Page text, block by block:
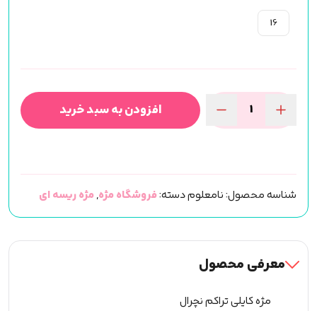
16
کایلی
فر
CC
(کد
528)
افزودن به سبد خرید
شناسه محصول:نامعلومدسته:فروشگاه مژه,مژه ریسه ای
معرفی محصول
مژه کایلی تراکم نچرال